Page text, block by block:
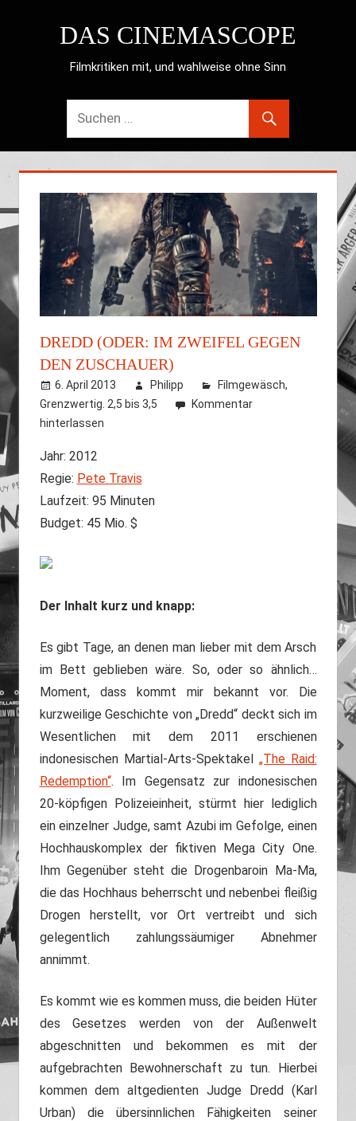
DAS CINEMASCOPE
Filmkritiken mit, und wahlweise ohne Sinn
DREDD (ODER: IM ZWEIFEL GEGEN
DEN ZUSCHAUER)
6. April 2013 Philipp Filmgewäsch,
Grenzwertig. 2,5 bis 3,5
Kommentar
hinterlassen
Jahr: 2012
Regie: Pete Travis
Laufzeit: 95 Minuten
Budget: 45 Mio. $
Der Inhalt kurz und knapp:
Es gibt Tage, an denen man lieber mit dem Arsch
im Bett geblieben wäre. So, oder so ähnlich…
Moment, dass kommt mir bekannt vor. Die
kurzweilige Geschichte von „Dredd“ deckt sich im
Wesentlichen mit dem 2011 erschienen
indonesischen Martial-Arts-Spektakel „The Raid:
Redemption“. Im Gegensatz zur indonesischen
20-köpfigen Polizeieinheit, stürmt hier lediglich
ein einzelner Judge, samt Azubi im Gefolge, einen
Hochhauskomplex der fiktiven Mega City One.
Ihm Gegenüber steht die Drogenbaroin Ma-Ma,
die das Hochhaus beherrscht und nebenbei fleißig
Drogen herstellt, vor Ort vertreibt und sich
gelegentlich zahlungssäumiger Abnehmer
annimmt.
Es kommt wie es kommen muss, die beiden Hüter
des Gesetzes werden von der Außenwelt
abgeschnitten und bekommen es mit der
aufgebrachten Bewohnerschaft zu tun. Hierbei
kommen dem altgedienten Judge Dredd (Karl
Urban) die übersinnlichen Fähigkeiten seiner